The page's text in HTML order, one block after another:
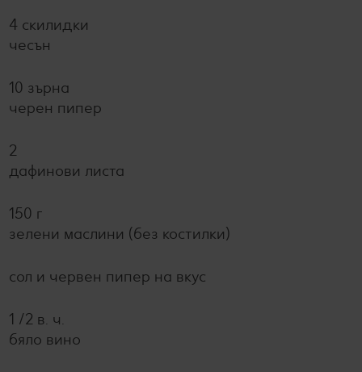
4 скилидки
чесън
10 зърна
черен пипер
2
дафинови листа
150 г
зелени маслини (без костилки)
сол и червен пипер на вкус
1 /2 в. ч.
бяло вино